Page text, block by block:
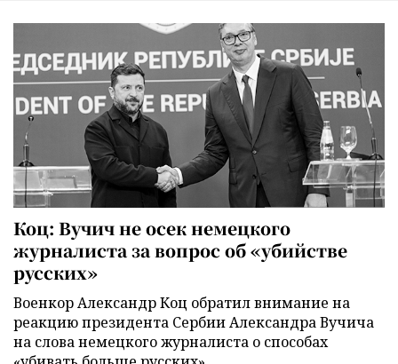
Коц: Вучич не осек немецкого
журналиста за вопрос об «убийстве
русских»
Военкор Александр Коц обратил внимание на
реакцию президента Сербии Александра Вучича
на слова немецкого журналиста о способах